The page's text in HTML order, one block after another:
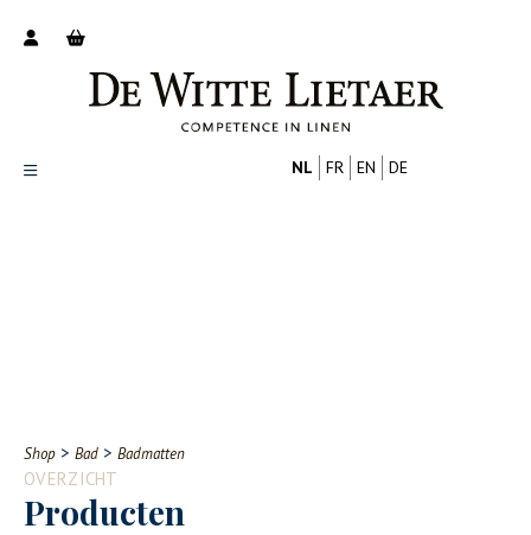
Contact
NL FR EN DE
Shop > Bad > Badmatten
OVERZICHT
Producten